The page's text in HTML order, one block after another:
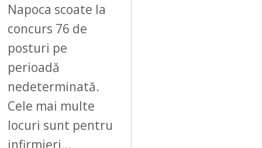
Napoca scoate la
concurs 76 de
posturi pe
perioadă
nedeterminată.
Cele mai multe
locuri sunt pentru
infirmieri…